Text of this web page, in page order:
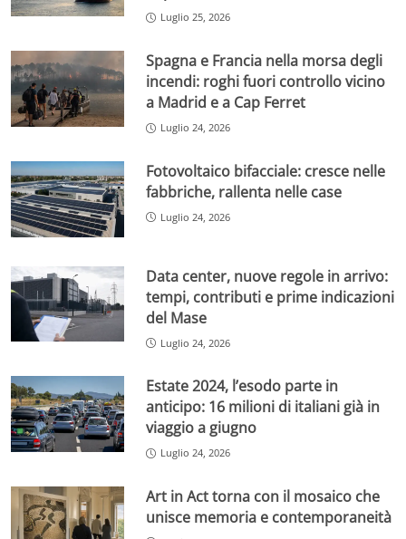
Luglio 25, 2026
Spagna e Francia nella morsa degli
incendi: roghi fuori controllo vicino
a Madrid e a Cap Ferret
Luglio 24, 2026
Fotovoltaico bifacciale: cresce nelle
fabbriche, rallenta nelle case
Luglio 24, 2026
Data center, nuove regole in arrivo:
tempi, contributi e prime indicazioni
del Mase
Luglio 24, 2026
Estate 2024, l’esodo parte in
anticipo: 16 milioni di italiani già in
viaggio a giugno
Luglio 24, 2026
Art in Act torna con il mosaico che
unisce memoria e contemporaneità